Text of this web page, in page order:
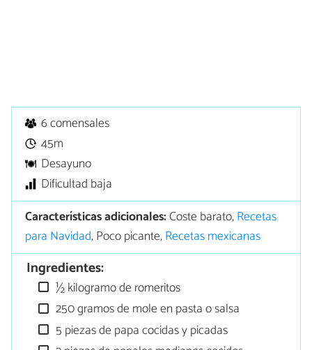
6 comensales
45m
Desayuno
Dificultad baja
Características adicionales:Coste barato,Recetas
para Navidad, Poco picante,Recetas mexicanas
Ingredientes:
½ kilogramo de romeritos
250 gramos de mole en pasta o salsa
5 piezas de papa cocidas y picadas